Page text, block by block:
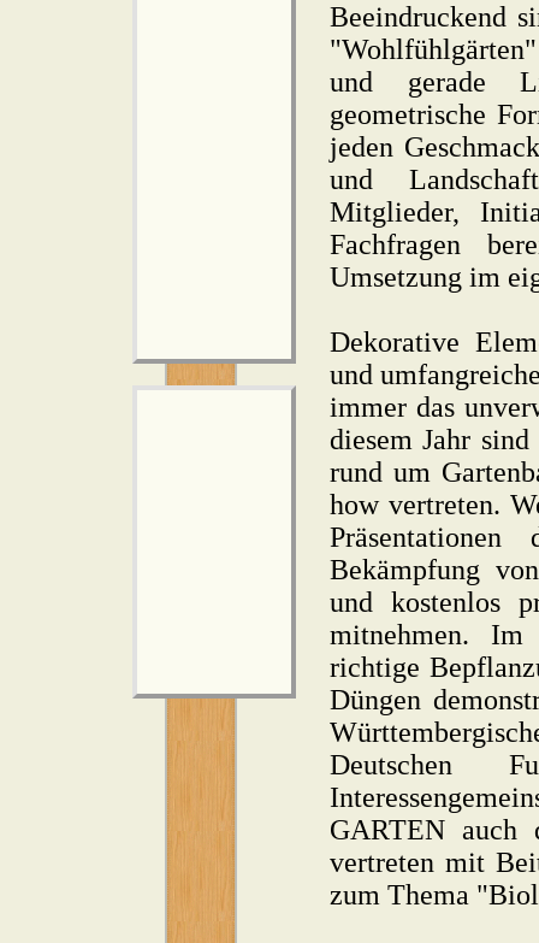
Beeindruckend
und gerade
geometrische
jeden
und
Mitglieder,
Fachfragen
Umsetzung im
Dekorative
und
immer das
diesem Jahr
rund um
how vertreten.
Bekämpfung
und kostenlos
mitnehmen.
richtige
Düngen
Deutschen
GARTEN auch
vertreten mit
zum Thema